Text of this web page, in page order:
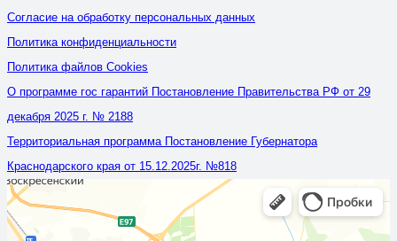
Согласие на обработку персональных данных
Политика конфиденциальности
Политика файлов Cookies
О программе гос гарантий Постановление Правительства РФ от 29
декабря 2025 г. № 2188
Территориальная программа Постановление Губернатора
Краснодарского края от 15.12.2025г. №818